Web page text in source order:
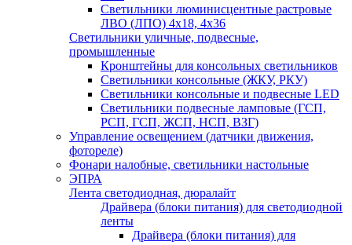
Светильники люминисцентные растровые
ЛВО (ЛПО) 4х18, 4х36
Светильники уличные, подвесные,
промышленные
Кронштейны для консольных светильников
Светильники консольные (ЖКУ, РКУ)
Светильники консольные и подвесные LED
Светильники подвесные ламповые (ГСП,
РСП, ГСП, ЖСП, НСП, ВЗГ)
Управление освещением (датчики движения,
фотореле)
Фонари налобные, светильники настольные
ЭПРА
Лента светодиодная, дюралайт
Драйвера (блоки питания) для светодиодной
ленты
Драйвера (блоки питания) для